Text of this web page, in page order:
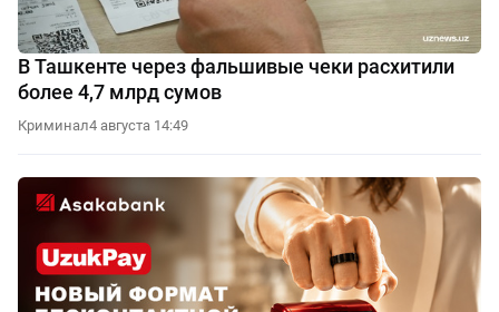
В Ташкенте через фальшивые чеки расхитили
более 4,7 млрд сумов
Криминал4 августа 14:49